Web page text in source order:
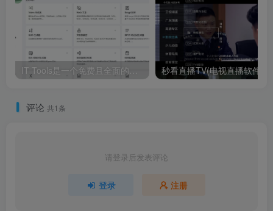
IT Tools是一个免费且全面的在线工具集合
评论 共1条
请登录后发表评论
登录 注册